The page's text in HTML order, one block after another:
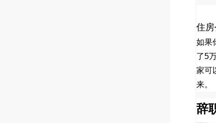
住
如果
了5
家可
来。
辞